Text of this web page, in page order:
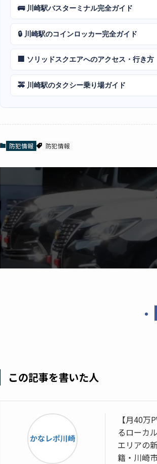
🚌 川崎駅バスターミナル完全ガイド
🔒 川崎駅のコインロッカー完全ガイド
🏢 ソリッドスクエアへのアクセス・行き方
🚕 川崎駅のタクシー乗り場ガイド
防犯情報 防犯情報
この記事を書いた人
【月40
るローカ
エリアの
籍・川崎